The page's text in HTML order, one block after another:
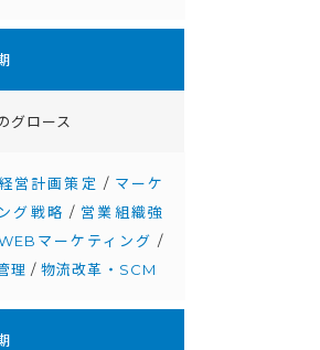
グロース
営計画策定 / マーケ
グ戦略 / 営業組織強
マーケティング /
理 /物流改革・SCM